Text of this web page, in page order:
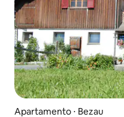
Apartamento ⋅ Bezau